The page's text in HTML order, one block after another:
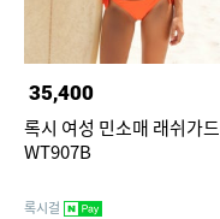
35,400
록시 여성 민소매 래쉬가드
WT907B
록시걸